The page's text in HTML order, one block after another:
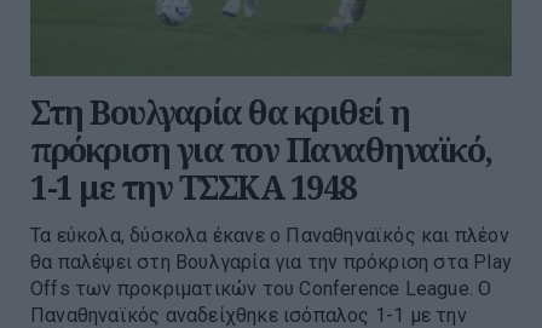
Στη Βουλγαρία θα κριθεί η
πρόκριση για τον Παναθηναϊκό,
1-1 με την ΤΣΣΚΑ 1948
Τα εύκολα, δύσκολα έκανε ο Παναθηναϊκός και πλέον
θα παλέψει στη Βουλγαρία για την πρόκριση στα Play
Offs των προκριματικών του Conference League. O
Παναθηναϊκός αναδείχθηκε ισόπαλος 1-1 με την